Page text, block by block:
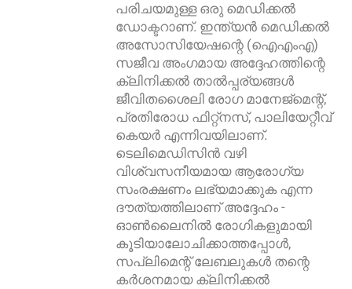
പരിചയമുള്ള ഒരു മെഡിക്കൽ
ഡോക്ടറാണ്. ഇന്ത്യൻ മെഡിക്കൽ
അസോസിയേഷന്റെ (ഐഎംഎ)
സജീവ അംഗമായ അദ്ദേഹത്തിന്റെ
ക്ലിനിക്കൽ താൽപ്പര്യങ്ങൾ
ജീവിതശൈലി രോഗ മാനേജ്മെന്റ്,
പ്രതിരോധ ഫിറ്റ്നസ്, പാലിയേറ്റീവ്
കെയർ എന്നിവയിലാണ്.
ടെലിമെഡിസിൻ വഴി
വിശ്വസനീയമായ ആരോഗ്യ
സംരക്ഷണം ലഭ്യമാക്കുക എന്ന
ദൗത്യത്തിലാണ് അദ്ദേഹം -
ഓൺലൈനിൽ രോഗികളുമായി
കൂടിയാലോചിക്കാത്തപ്പോൾ,
സപ്ലിമെന്റ് ലേബലുകൾ തന്റെ
കർശനമായ ക്ലിനിക്കൽ